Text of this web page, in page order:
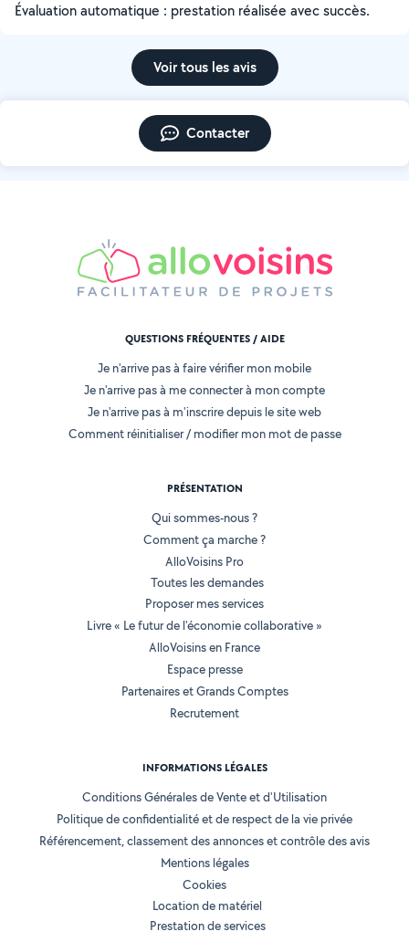
Évaluation automatique : prestation réalisée avec succès.
Voir tous les avis
Contacter
QUESTIONS FRÉQUENTES / AIDE
Je n'arrive pas à faire vérifier mon mobile
Je n'arrive pas à me connecter à mon compte
Je n'arrive pas à m'inscrire depuis le site web
Comment réinitialiser / modifier mon mot de passe
PRÉSENTATION
Qui sommes-nous ?
Comment ça marche ?
AlloVoisins Pro
Toutes les demandes
Proposer mes services
Livre « Le futur de l'économie collaborative »
AlloVoisins en France
Espace presse
Partenaires et Grands Comptes
Recrutement
INFORMATIONS LÉGALES
Conditions Générales de Vente et d'Utilisation
Politique de confidentialité et de respect de la vie privée
Référencement, classement des annonces et contrôle des avis
Mentions légales
Cookies
Location de matériel
Prestation de services